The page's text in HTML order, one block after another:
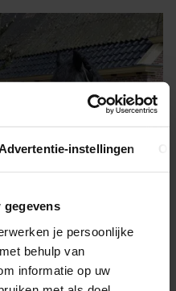
instellingen
gegevens
je persoonlijke
behulp van
informatie op uw